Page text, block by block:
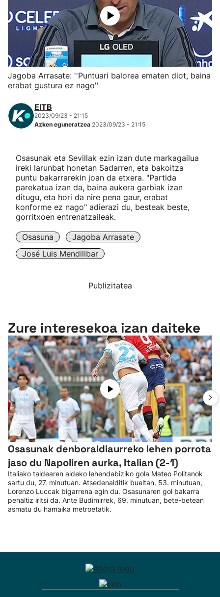
Herri-kirolak
Eskubaloia
Kirolak 360
Mendi-lasterketak
"Helmuga"
Jagoba Arrasate: ''Puntuari balorea ematen diot, baina
erabat gustura ez nago''
EITB
2023/09/23 - 21:15
Azken eguneratzea 2023/09/23 - 21:15
Osasunak eta Sevillak ezin izan dute markagailua
ireki larunbat honetan Sadarren, eta bakoitza
puntu bakarrarekin joan da etxera. "Partida
parekatua izan da, baina aukera garbiak izan
ditugu, eta hori da nire pena gaur, erabat
konforme ez nago" adierazi du, besteak beste,
gorritxoen entrenatzaileak.
Osasuna
Jagoba Arrasate
José Luis Mendilibar
Publizitatea
Zure interesekoa izan daiteke
Osasunak denboraldiaurreko lehen porrota
jaso du Napoliren aurka, Italian (2-1)
Italiako taldearen aldeko lehendabiziko gola Mateo Politanok
sartu du, 27. minutuan. Atsedenalditik bueltan, 53. minutuan,
Lorenzo Luccak bigarrena egin du. Osasunaren gol bakarra
penaltiz iritsi da. Ante Budimirrek, 69. minutuan, bete-betean
asmatu du hamaika metroetatik.